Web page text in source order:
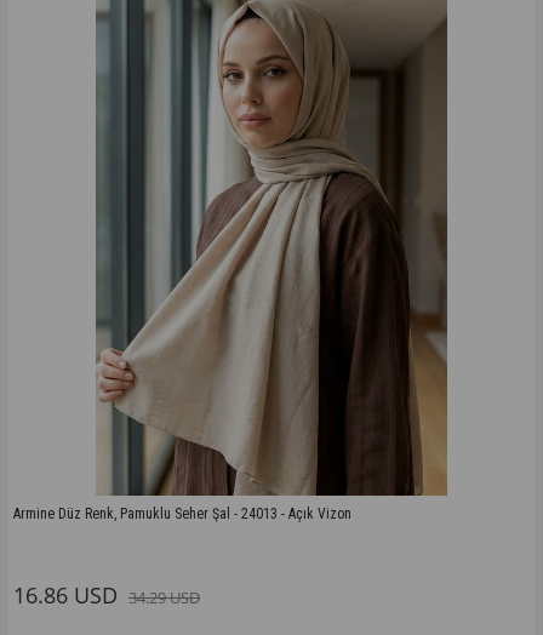
Armine Düz Renk, Pamuklu Seher Şal - 24013 - Açık Vizon
Bu modelin tüm renkleri için tıklayınız
16.86 USD 34.29 USD